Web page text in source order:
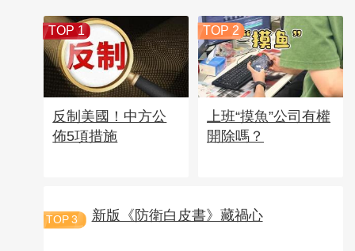
TOP 1
反制美國！中方公
佈5項措施
TOP 2
上班“摸魚”公司有權
開除嗎？
TOP 3 新版《防衛白皮書》藏禍心